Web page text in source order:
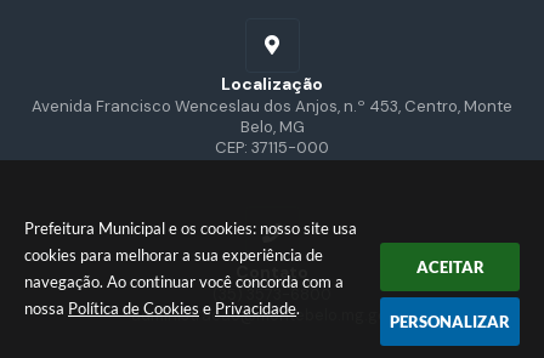
Prefeitura Municipal e os cookies: nosso site usa
cookies para melhorar a sua experiência de
navegação. Ao continuar você concorda com a
nossa Política de Cookies e Privacidade.
ACEITAR
PERSONALIZAR
Localização
Avenida Francisco Wenceslau dos Anjos, n.º 453, Centro, Monte
Belo, MG
CEP: 37115-000
Contato
(35) 3573-6800
administracao@montebelo.mg.gov.br